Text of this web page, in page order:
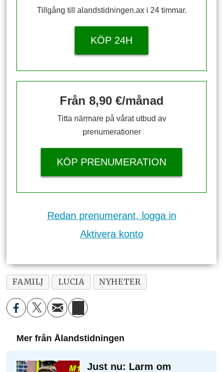
Tillgång till alandstidningen.ax i 24 timmar.
KÖP 24H
Från 8,90 €/månad
Titta närmare på vårat utbud av
prenumerationer
KÖP PRENUMERATION
Redan prenumerant, logga in
Aktivera konto
FAMILJ LUCIA NYHETER